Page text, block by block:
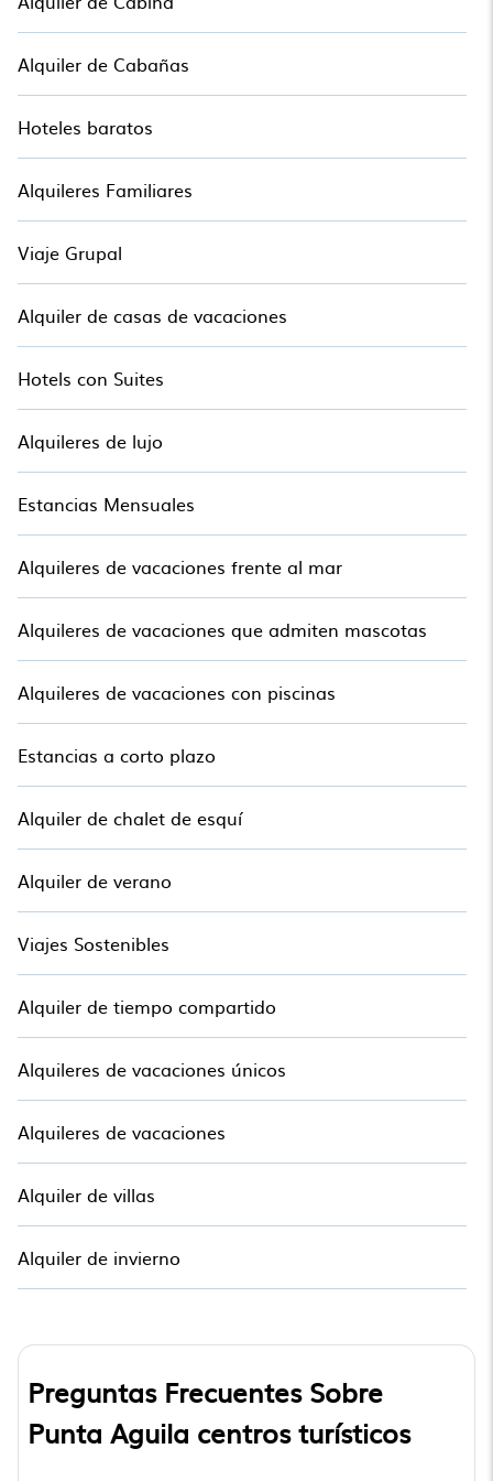
Alquiler de Cabañas
Hoteles baratos
Alquileres Familiares
Viaje Grupal
Alquiler de casas de vacaciones
Hotels con Suites
Alquileres de lujo
Estancias Mensuales
Alquileres de vacaciones frente al mar
Alquileres de vacaciones que admiten mascotas
Alquileres de vacaciones con piscinas
Estancias a corto plazo
Alquiler de chalet de esquí
Alquiler de verano
Viajes Sostenibles
Alquiler de tiempo compartido
Alquileres de vacaciones únicos
Alquileres de vacaciones
Alquiler de villas
Alquiler de invierno
Preguntas Frecuentes Sobre
Punta Aguila centros turísticos